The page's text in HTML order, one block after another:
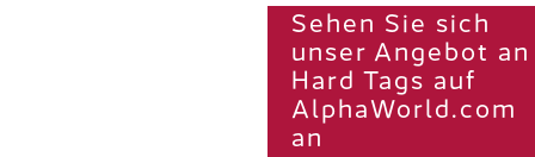
Sehen Sie sich
unser Angebot an
Hard Tags auf
AlphaWorld.com
an